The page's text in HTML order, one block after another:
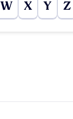
W X Y Z